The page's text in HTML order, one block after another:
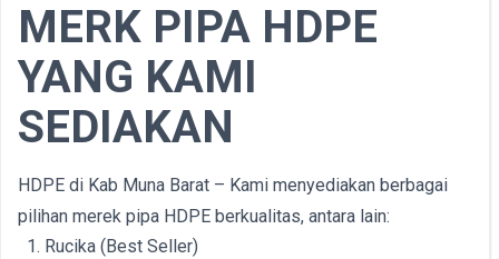
MERK PIPA HDPE
YANG KAMI
SEDIAKAN
HDPE di Kab Muna Barat – Kami menyediakan berbagai
pilihan merek pipa HDPE berkualitas, antara lain:
Rucika (Best Seller)